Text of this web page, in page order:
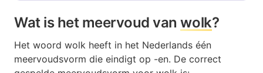
Wat is het meervoud vanwolk?
Het woord wolk heeft in het Nederlands één
meervoudsvorm die eindigt op -en. De correct